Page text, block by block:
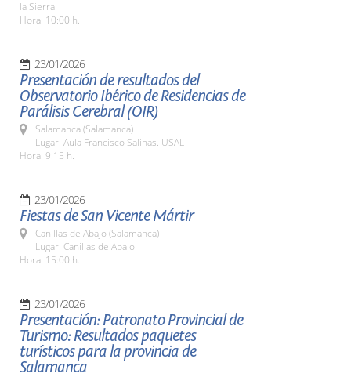
la Sierra
Hora: 10:00 h.
23/01/2026
Presentación de resultados del
Observatorio Ibérico de Residencias de
Parálisis Cerebral (OIR)
Salamanca (Salamanca)
Lugar: Aula Francisco Salinas. USAL
Hora: 9:15 h.
23/01/2026
Fiestas de San Vicente Mártir
Canillas de Abajo (Salamanca)
Lugar: Canillas de Abajo
Hora: 15:00 h.
23/01/2026
Presentación: Patronato Provincial de
Turismo: Resultados paquetes
turísticos para la provincia de
Salamanca